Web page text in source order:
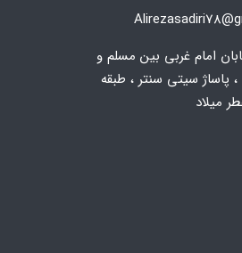
امام غربی بین مسلم و
پاساژ سیتی سنتر ، طبقه
میلاد